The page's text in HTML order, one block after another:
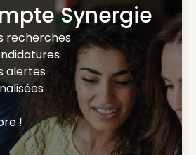
Synergie
recherches
alertes
!